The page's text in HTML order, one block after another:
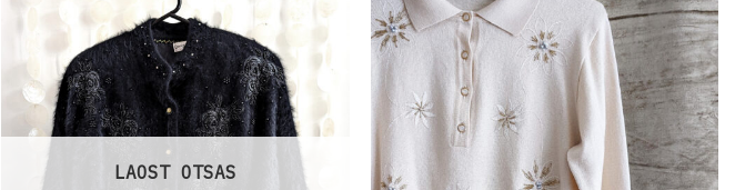
Lisa
soovinimekirja
LAOST OTSAS
Lisa
soovinimekirja